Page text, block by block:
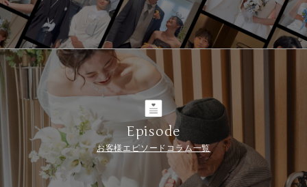
Episode
お客様エピソードコラム一覧